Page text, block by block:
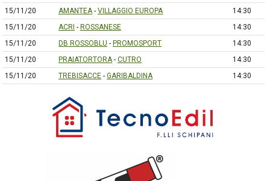
15/11/20
AMANTEA- VILLAGGIO EUROPA
14:30
15/11/20
ACRI - ROSSANESE
14:30
15/11/20
DB ROSSOBLU - PROMOSPORT
14:30
15/11/20
PRAIATORTORA- CUTRO
14:30
15/11/20
TREBISACCE - GARIBALDINA 14:30